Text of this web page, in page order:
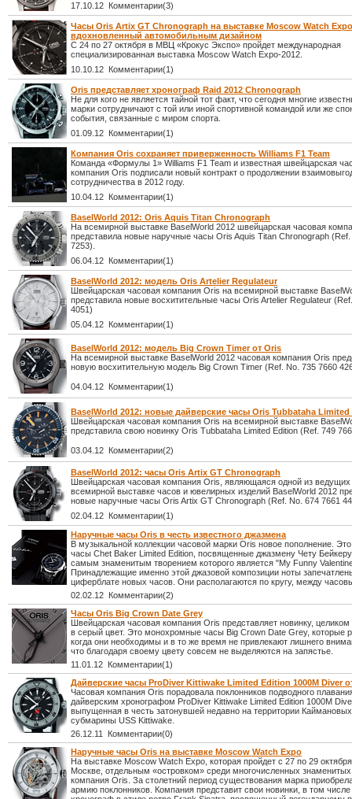
17.10.12 Комментарии(3)
Часы Oris Artix GT Chronograph на выставке Moscow Watch
вдохновленный автомобильным дизайном
С 24 по 27 октября в МВЦ «Крокус Экспо» пройдет международная
специализированная выставка Moscow Watch Expo-2012.
10.10.12 Комментарии(1)
Oris представляет хронограф Raid 2012 Chronograph
Не для кого не является тайной тот факт, что сегодня многие
марки сотрудничают с той или иной спортивной командой или же
события, связанные с миром спорта.
01.09.12 Комментарии(1)
Компания Oris сохраняет приверженность Williams F1 Team
Команда «Формулы 1» Williams F1 Team и известная швейцарская
компания Oris подписали новый контракт о продолжении
сотрудничества в 2012 году.
10.04.12 Комментарии(1)
BaselWorld 2012: Oris Aquis Titan Chronograph
На всемирной выставке BaselWorld 2012 швейцарская часовая
представила новые наручные часы Oris Aquis Titan Chronograph
7253).
06.04.12 Комментарии(1)
BaselWorld 2012: модель Oris Artelier Regulateur
Швейцарская часовая компания Oris на всемирной выставке
представила новые восхитительные часы Oris Artelier Regulateur
4051)
05.04.12 Комментарии(1)
BaselWorld 2012: модель Big Crown Timer от Oris
На всемирной выставке BaselWorld 2012 часовая компания Oris
новую восхитительную модель Big Crown Timer (Ref. No. 735 7660
04.04.12 Комментарии(1)
BaselWorld 2012: новые дайверские часы Oris Tubbataha
Швейцарская часовая компания Oris на всемирной выставке
представила свою новинку Oris Tubbataha Limited Edition (Ref. 749
03.04.12 Комментарии(2)
BaselWorld 2012: часы Oris Artix GT Chronograph
Швейцарская часовая компания Oris, являющаяся одной из
всемирной выставке часов и ювелирных изделий BaselWorld 2012
новые наручные часы Oris Artix GT Chronograph (Ref. No. 674 7661
02.04.12 Комментарии(1)
Наручные часы Oris в честь известного джазмена
В музыкальной коллекции часовой марки Oris новое пополнение.
часы Chet Baker Limited Edition, посвященные джазмену Чету
самым знаменитым творением которого является "My Funny
Принадлежащие именно этой джазовой композиции ноты
циферблате новых часов. Они располагаются по кругу, между
02.02.12 Комментарии(2)
Часы Oris Big Crown Date Grey
Швейцарская часовая компания Oris представляет новинку,
в серый цвет. Это монохромные часы Big Crown Date Grey, которые
когда они необходимы и в то же время не привлекают лишнего
что благодаря своему цвету совсем не выделяются на запястье.
11.01.12 Комментарии(1)
Дайверские часы ProDiver Kittiwake Limited Edition 1000M Diver
Часовая компания Oris порадовала поклонников подводного
дайверским хронографом ProDiver Kittiwake Limited Edition 1000M
выпущенная в честь затонувшей недавно на территории
субмарины USS Kittiwake.
26.12.11 Комментарии(0)
Наручные часы Oris на выставке Moscow Watch Expo
На выставке Moscow Watch Expo, которая пройдет с 27 по 29
Москве, отдельным «островком» среди многочисленных знаменитых
компания Oris. За столетний период существования марка
армию поклонников. Компания представит свои новинки, в том